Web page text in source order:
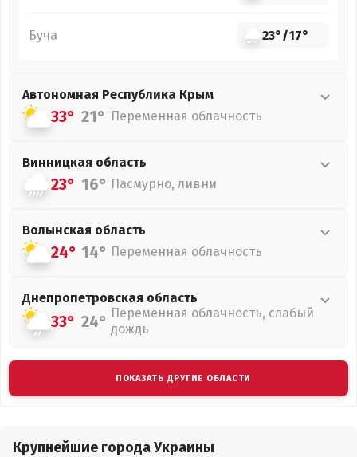
Буча 23°/17°
Автономная Республика Крым
33° 21° Переменная облачность
Винницкая область
23° 16° Пасмурно, ливни
Волынская область
24° 14° Переменная облачность
Днепропетровская область
33° 24° Переменная облачность, слабый
дождь
ПОКАЗАТЬ ДРУГИЕ ОБЛАСТИ
Крупнейшие города Украины